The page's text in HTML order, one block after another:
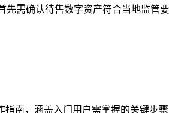
需确认待售数字资产符合当地监管
南，涵盖入门用户需掌握的关键步